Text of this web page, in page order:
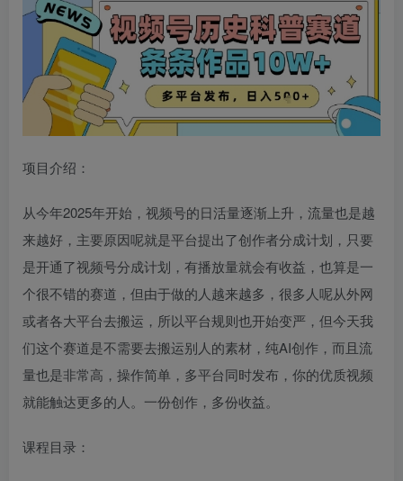
项目介绍：
从今年2025年开始，视频号的日活量逐渐上升，流量也是越
来越好，主要原因呢就是平台提出了创作者分成计划，只要
是开通了视频号分成计划，有播放量就会有收益，也算是一
个很不错的赛道，但由于做的人越来越多，很多人呢从外网
或者各大平台去搬运，所以平台规则也开始变严，但今天我
们这个赛道是不需要去搬运别人的素材，纯AI创作，而且流
量也是非常高，操作简单，多平台同时发布，你的优质视频
就能触达更多的人。一份创作，多份收益。
课程目录：